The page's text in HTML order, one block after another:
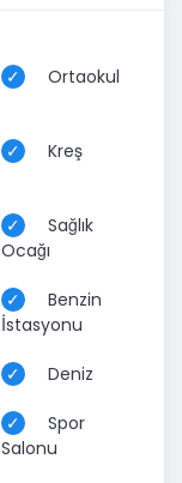
Ortaokul
Kreş
Sağlık
Ocağı
Benzin
İstasyonu
Deniz
Spor
Salonu